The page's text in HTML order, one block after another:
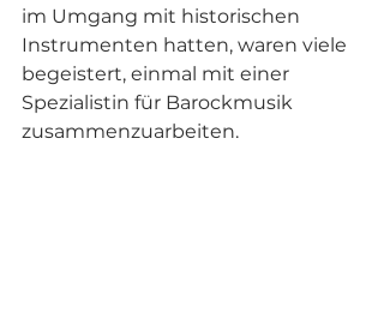
im Umgang mit historischen
Instrumenten hatten, waren viele
begeistert, einmal mit einer
Spezialistin für Barockmusik
zusammenzuarbeiten.